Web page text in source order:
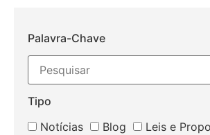
Palavra-Chave
Tipo
Notícias
Blog
Leis e